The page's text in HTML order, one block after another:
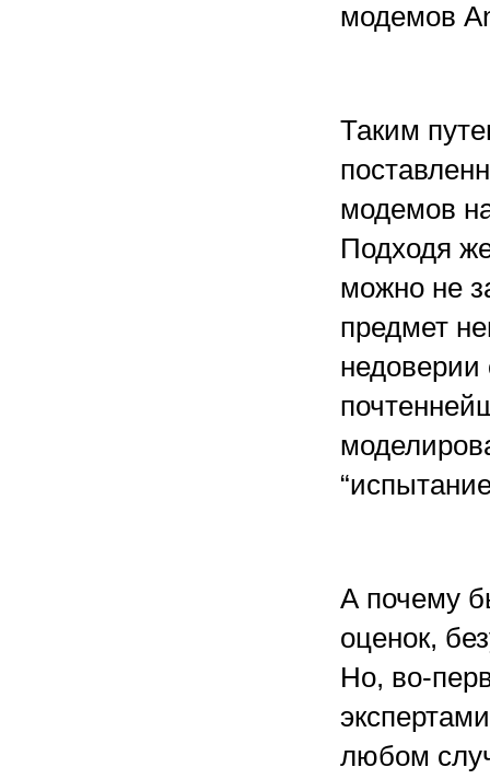
модемов
Таким
модемов
Подходя
можно не
предмет
недоверии
А почему
оценок,
Но, во-
любом